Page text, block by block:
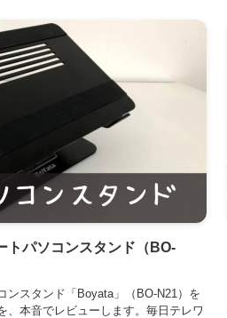
トパソコンスタンド（BO-
ンスタンド「Boyata」（BO-N21）を
、本音でレビューします。毎日テレワ